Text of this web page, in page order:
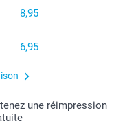
8,95
6,95
une réimpression